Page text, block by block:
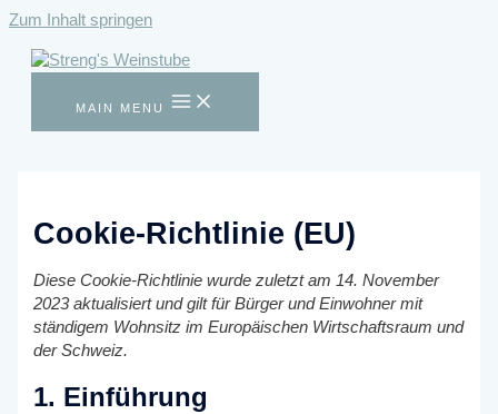
Zum Inhalt springen
MAIN MENU
Cookie-Richtlinie (EU)
Diese Cookie-Richtlinie wurde zuletzt am 14. November
2023 aktualisiert und gilt für Bürger und Einwohner mit
ständigem Wohnsitz im Europäischen Wirtschaftsraum und
der Schweiz.
1. Einführung